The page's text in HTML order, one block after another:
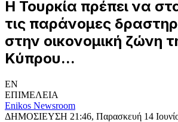
Η Τουρκία πρέπει να
τις παράνομες
στην οικονομική ζώνη
Κύπρου...
EN
ΕΠΙΜΕΛΕΙΑ
Enikos Newsroom
ΔΗΜΟΣΙΕΥΣΗ 21:46, Παρασκευή 14